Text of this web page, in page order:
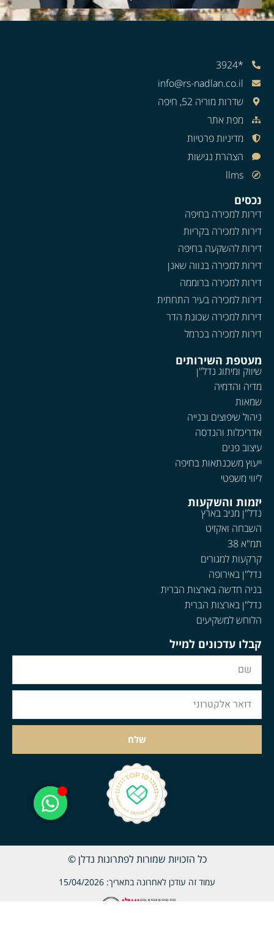
*3924
info@rs-nadlan.co.il
שדרות מוריה 52, חיפה
מפת אתר
מדיניות פרטיות
הצהרת נגישות
llms
נכסים
דירות למכירה בחיפה
דירות למכירה בקריות
דירות להשקעה בחיפה
דירות למכירה בנווה שאנן
דירות למכירה ברוממה
דירות למכירה בעיר התחתית
דירות למכירה שכונת הדר
דירות למכירה בכרמל
מעטפת השירותים
שיווק ומיתוג נדל"ן
מדיה והדמיה
שמאות
ניהול שיפוצים ובנייה
אדריכלות והנדסה
עיצוב פנים
ייעוץ משכנתאות בחיפה
ליווי משפטי
יזמות והשקעות
נדל"ן מניב בארץ
השבחה ואקזיט
תמ"א 38
קרקעות למגורים
נדל"ן באירופה
בניה חדשה בארצות הברית
נדל"ן בארצות הברית
הלוחש למשקיעים
קבלו עדכונים למייל
שלח
כל הזכויות שמורות לפתרונות נדלן ©
עמוד זה עודכן לאחרונה בתאריך: 15/04/2026